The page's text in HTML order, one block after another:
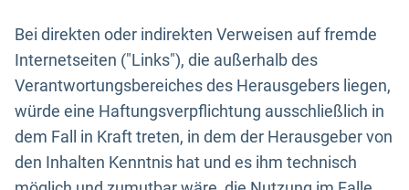
Bei direkten oder indirekten Verweisen auf fremde
Internetseiten ("Links"), die außerhalb des
Verantwortungsbereiches des Herausgebers liegen,
würde eine Haftungsverpflichtung ausschließlich in
dem Fall in Kraft treten, in dem der Herausgeber von
den Inhalten Kenntnis hat und es ihm technisch